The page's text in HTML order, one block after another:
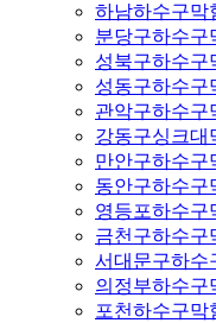
하남하수구막
분당구하수구
성북구하수구
성동구하수구
관악구하수구
강동구싱크대
만안구하수구
동안구하수구
영등포하수구
금천구하수구
서대문구하수
의정부하수구
포천하수구막